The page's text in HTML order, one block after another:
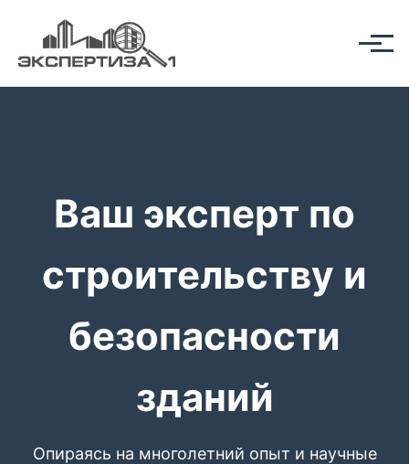
Ваш эксперт по
строительству и
безопасности
зданий
Опираясь на многолетний опыт и научные